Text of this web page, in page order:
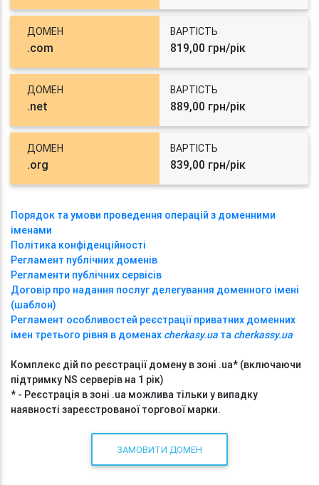
ДОМЕН
.com
ВАРТІСТЬ
819,00 грн/рік
ДОМЕН
.net
ВАРТІСТЬ
889,00 грн/рік
ДОМЕН
.org
ВАРТІСТЬ
839,00 грн/рік
Порядок та умови проведення операцій з доменними
іменами
Політика конфіденційності
Регламент публічних доменів
Регламенти публічних сервісів
Договір про надання послуг делегування доменного імені
(шаблон)
Регламент особливостей реєстрації приватних доменних
імен третього рівня в доменах cherkasy.ua та cherkassy.ua
Комплекс дій по реєстрації домену в зоні .ua* (включаючи
підтримку NS серверів на 1 рік)
* - Реєстрація в зоні .ua можлива тільки у випадку
наявності зареєстрованої торгової марки.
ЗАМОВИТИ ДОМЕН